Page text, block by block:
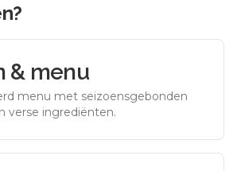
?
& menu
menu met seizoensgebonden
verse ingrediënten.